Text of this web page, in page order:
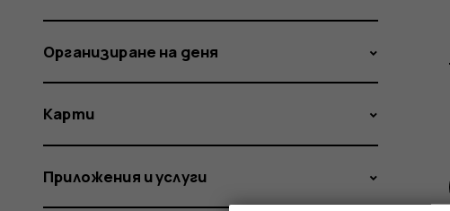
Организиране на деня
Карти
Приложения и услуги